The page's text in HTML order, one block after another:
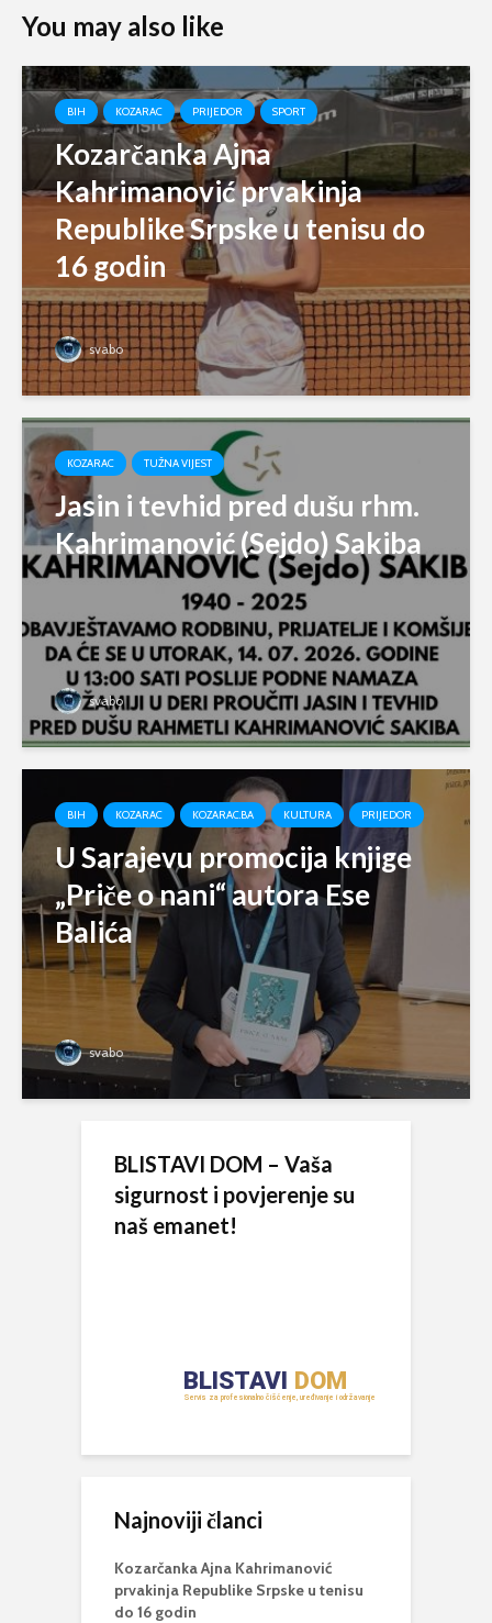
You may also like
BIH KOZARAC PRIJEDOR SPORT
Kozarčanka Ajna
Kahrimanović prvakinja
Republike Srpske u tenisu do
16 godin
svabo
KOZARAC TUŽNA VIJEST
Jasin i tevhid pred dušu rhm.
Kahrimanović (Sejdo) Sakiba
svabo
BIH KOZARAC KOZARAC.BA KULTURA PRIJEDOR
U Sarajevu promocija knjige
„Priče o nani“ autora Ese
Balića
svabo
BLISTAVI DOM – Vaša
sigurnost i povjerenje su
naš emanet!
Najnoviji članci
Kozarčanka Ajna Kahrimanović
prvakinja Republike Srpske u tenisu
do 16 godin